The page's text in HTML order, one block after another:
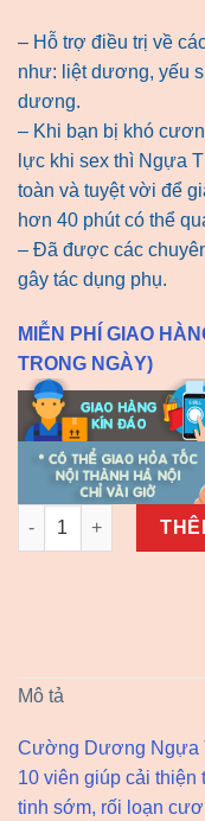
– Hỗ trợ điều trị về
như: liệt dương, yếu
dương.
– Khi bạn bị khó
lực khi sex thì Ngựa
toàn và tuyệt vời để
hơn 40 phút có thể
– Đã được các
gây tác dụng phụ.
MIỄN PHÍ GIAO
TRONG NGÀY)
Cường Dương Ngựa
Mô tả
Cường Dương Ngựa
10 viên giúp cải thiện
tinh sớm, rối loạn